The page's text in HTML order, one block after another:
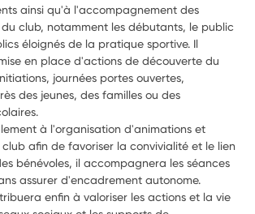
ainsi qu'à l'accompagnement des
club, notamment les débutants, le public
éloignés de la pratique sportive. Il
en place d'actions de découverte du
journées portes ouvertes,
des jeunes, des familles ou des
à l'organisation d'animations et
afin de favoriser la convivialité et le lien
bénévoles, il accompagnera les séances
assurer d'encadrement autonome.
enfin à valoriser les actions et la vie